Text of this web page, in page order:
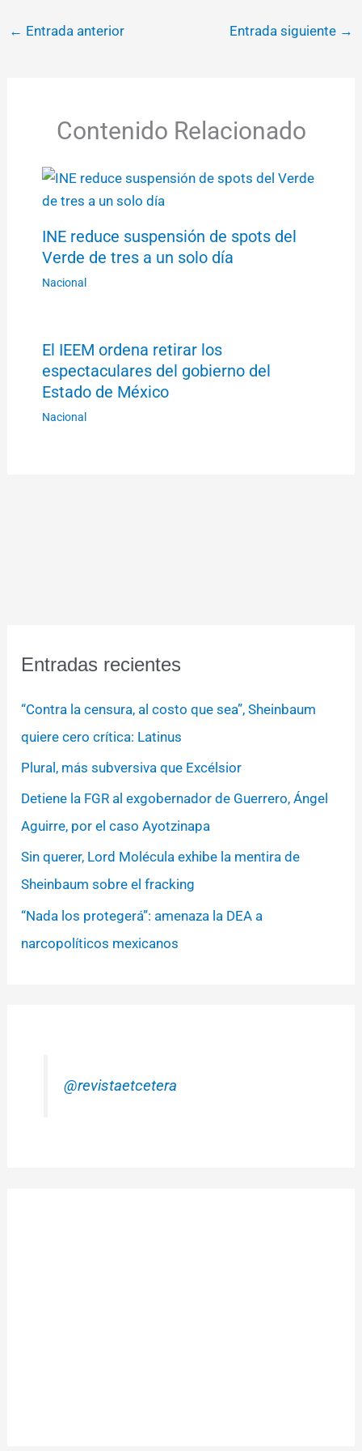
← Entrada anterior Entrada siguiente →
Contenido Relacionado
INE reduce suspensión de spots del
Verde de tres a un solo día
Nacional
El IEEM ordena retirar los
espectaculares del gobierno del
Estado de México
Nacional
Entradas recientes
“Contra la censura, al costo que sea”, Sheinbaum
quiere cero crítica: Latinus
Plural, más subversiva que Excélsior
Detiene la FGR al exgobernador de Guerrero, Ángel
Aguirre, por el caso Ayotzinapa
Sin querer, Lord Molécula exhibe la mentira de
Sheinbaum sobre el fracking
“Nada los protegerá”: amenaza la DEA a
narcopolíticos mexicanos
@revistaetcetera